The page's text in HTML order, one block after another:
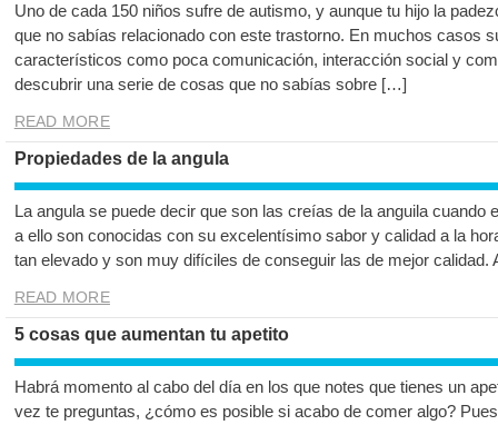
Uno de cada 150 niños sufre de autismo, y aunque tu hijo la
que no sabías relacionado con este trastorno. En muchos casos
característicos como poca comunicación, interacción social y
descubrir una serie de cosas que no sabías sobre […]
READ MORE
Propiedades de la angula
La angula se puede decir que son las creías de la anguila cuando
a ello son conocidas con su excelentísimo sabor y calidad a la
tan elevado y son muy difíciles de conseguir las de mejor
READ MORE
5 cosas que aumentan tu apetito
Habrá momento al cabo del día en los que notes que tienes un
vez te preguntas, ¿cómo es posible si acabo de comer algo?